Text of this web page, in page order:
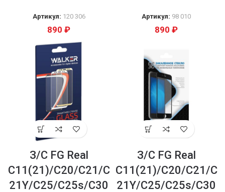
Артикул: 120 306
890 ₽
Артикул: 98 010
890 ₽
З/С FG Real
C11(21)/C20/C21/C
21Y/C25/C25s/C30
З/С FG Real
C11(21)/C20/C21/C
21Y/C25/C25s/C30